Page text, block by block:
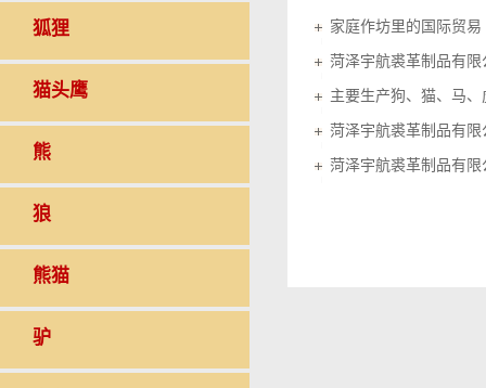
狐狸
猫头鹰
熊
狼
熊猫
驴
家庭作坊里的国际贸易
菏泽宇航裘革制品有
菏泽宇航裘革制品有限
菏泽宇航裘革制品有限